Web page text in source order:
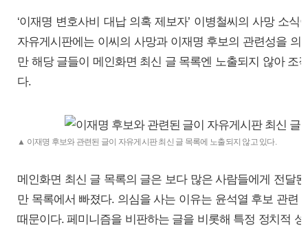
‘이재명 변호사비 대납 의혹 제보자’ 이병철씨의 사망 소
자유게시판에는 이씨의 사망과 이재명 후보의 관련성을 의
만 해당 글들이 메인화면 최신 글 목록엔 노출되지 않아 조
다.
▲ 이재명 후보와 관련된 글이 자유게시판 최신 글 목록에 노출되지 않고 있다.
메인화면 최신 글 목록의 글은 보다 많은 사람들에게 전달
만 목록에서 빠졌다. 의심을 사는 이유는 윤석열 후보 관련
때문이다. 페미니즘을 비판하는 글을 비롯해 특정 정치적